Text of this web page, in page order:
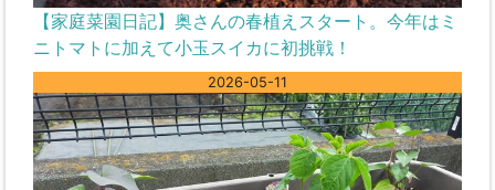
【家庭菜園日記】奥さんの春植えスタート。今年はミ
ニトマトに加えて小玉スイカに初挑戦！
2026-05-11